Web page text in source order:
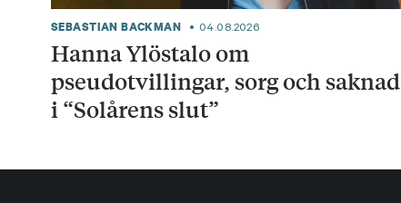
SEBASTIAN BACKMAN 04.08.2026
Hanna Ylöstalo om
pseudotvillingar, sorg och saknad
i “Solårens slut”